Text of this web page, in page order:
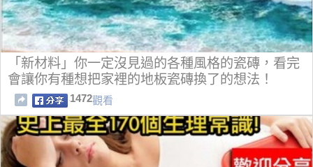
「新材料」你一定沒見過的各種風格的瓷磚，看完
會讓你有種想把家裡的地板瓷磚換了的想法！
1472觀看